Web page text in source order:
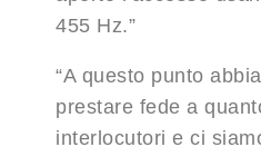
455 Hz.”
“A questo punto
prestare fede a
interlocutori e ci